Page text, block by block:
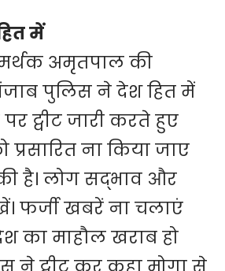
में
अमृतपाल की
पुलिस ने देश हित में
ट्वीट जारी करते हुए
ना किया जाए
है। लोग सद्भाव और
फर्जी खबरें ना चलाएं
का माहौल खराब हो